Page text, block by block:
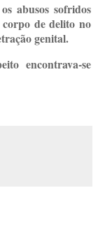
abusos sofridos
de delito no
genital.
encontrava-se